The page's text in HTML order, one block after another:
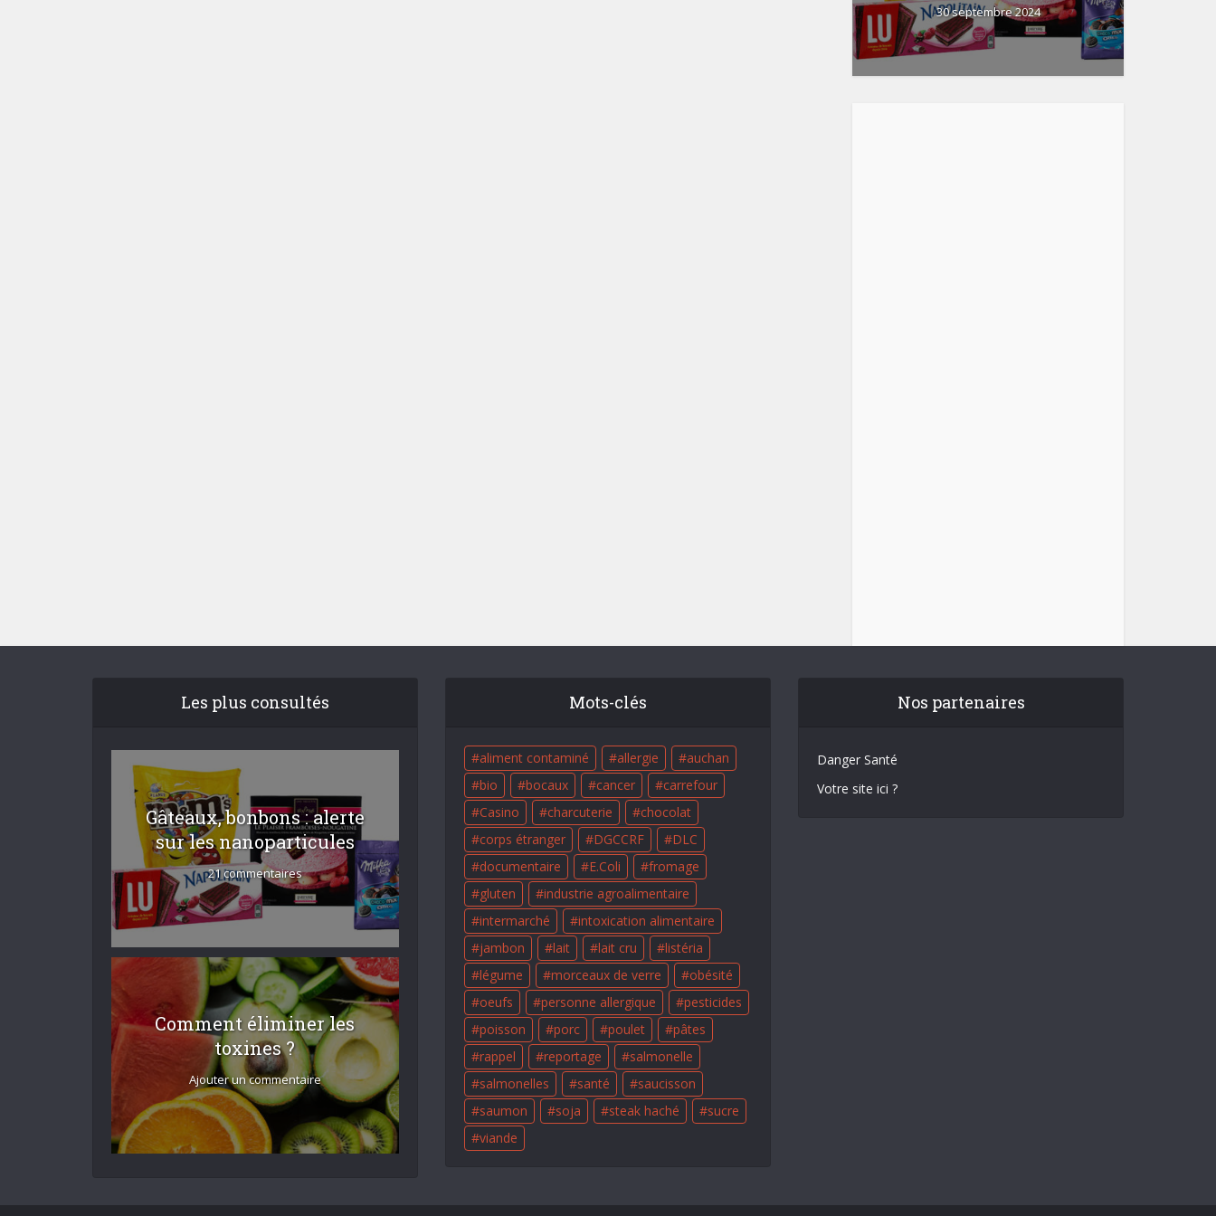
30 septembre 2024
Les plus consultés
Gâteaux, bonbons : alerte
sur les nanoparticules
21 commentaires
Comment éliminer les
toxines ?
Ajouter un commentaire
Mots-clés
aliment contaminé allergie
auchan
bio
bocaux cancer
carrefour
Casino
charcuterie
chocolat
corps étranger
DGCCRF
DLC
documentaire
E.Coli
fromage
gluten
industrie agroalimentaire
intermarché
intoxication alimentaire
jambon
lait lait cru
listéria
légume
morceaux de verre
obésité
oeufs
personne allergique
pesticides
poisson
porc poulet
pâtes
rappel
reportage
salmonelle
salmonelles
santé
saucisson
saumon
soja steak haché
sucre
viande
Nos partenaires
Danger Santé
Votre site ici ?